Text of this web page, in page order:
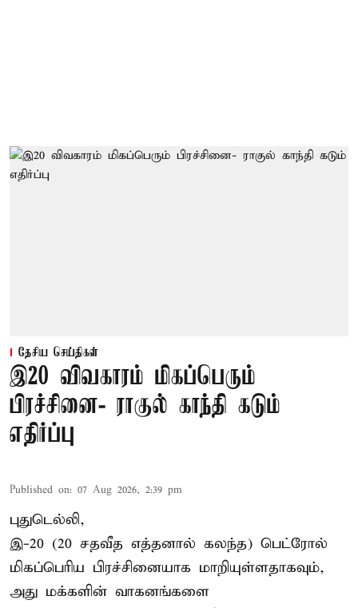
தேசிய செய்திகள்
இ20 விவகாரம் மிகப்பெரும்
பிரச்சினை- ராகுல் காந்தி கடும்
எதிர்ப்பு
Published on: 07 Aug 2026, 2:39 pm
புதுடெல்லி,
இ-20 (20 சதவீத எத்தனால் கலந்த) பெட்ரோல்
மிகப்பெரிய பிரச்சினையாக மாறியுள்ளதாகவும்,
அது மக்களின் வாகனங்களை